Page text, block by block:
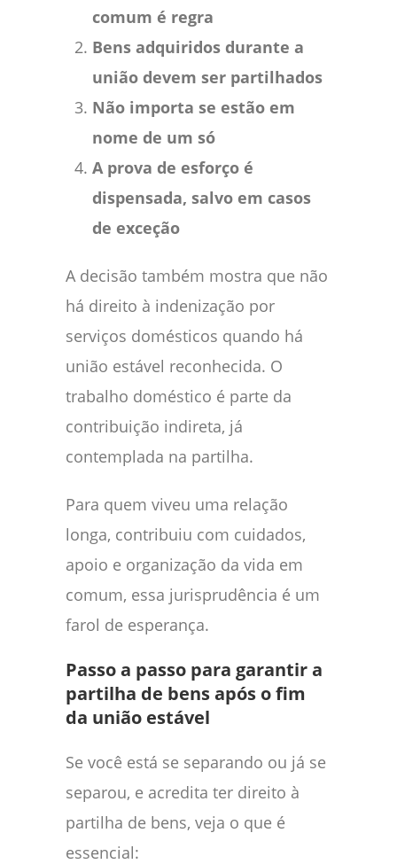
comum é regra
Bens adquiridos durante a
união devem ser partilhados
Não importa se estão em
nome de um só
A prova de esforço é
dispensada, salvo em casos
de exceção
A decisão também mostra que não
há direito à indenização por
serviços domésticos quando há
união estável reconhecida. O
trabalho doméstico é parte da
contribuição indireta, já
contemplada na partilha.
Para quem viveu uma relação
longa, contribuiu com cuidados,
apoio e organização da vida em
comum, essa jurisprudência é um
farol de esperança.
Passo a passo para garantir a
partilha de bens após o fim
da união estável
Se você está se separando ou já se
separou, e acredita ter direito à
partilha de bens, veja o que é
essencial: